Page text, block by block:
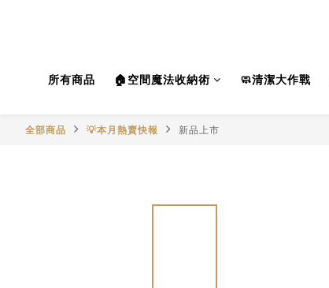
所有商品 🏠空間魔法收納術 🧼清潔大作戰
全部商品 💡本月熱賣快報 新品上市